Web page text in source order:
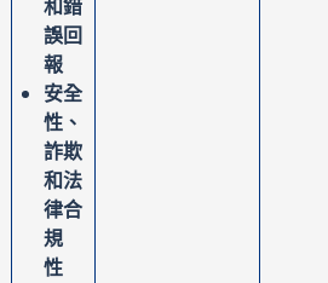
和錯
誤回
報
安全
性、
詐欺
和法
律合
規
性